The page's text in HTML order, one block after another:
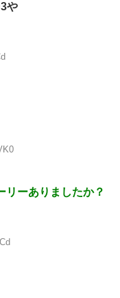
や
リーありましたか？